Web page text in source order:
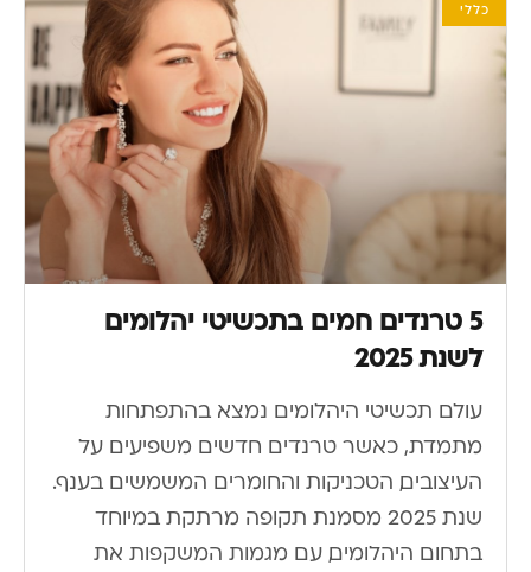
כללי
5 טרנדים חמים בתכשיטי יהלומים
לשנת 2025
עולם תכשיטי היהלומים נמצא בהתפתחות
מתמדת, כאשר טרנדים חדשים משפיעים על
העיצובים, הטכניקות והחומרים המשמשים בענף.
שנת 2025 מסמנת תקופה מרתקת במיוחד
בתחום היהלומים, עם מגמות המשקפות את